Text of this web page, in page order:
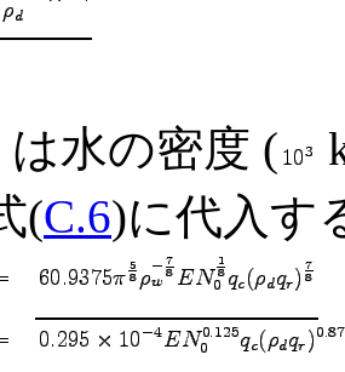
は水の密度 (
(C.6)に代入す